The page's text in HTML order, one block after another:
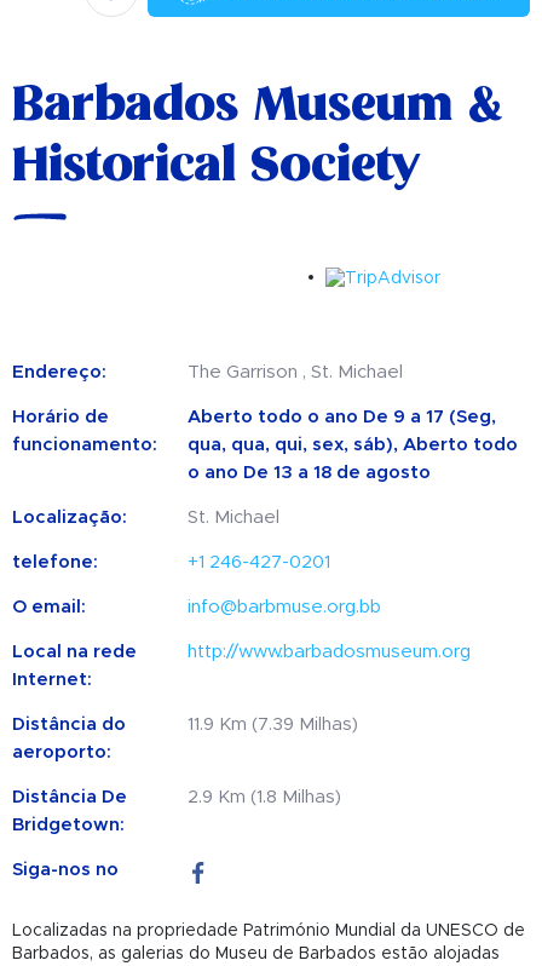
Barbados Museum &
Historical Society
Endereço: The Garrison , St. Michael
Horário de
funcionamento:
Aberto todo o ano De 9 a 17 (Seg,
qua, qua, qui, sex, sáb), Aberto todo
o ano De 13 a 18 de agosto
Localização: St. Michael
telefone: +1 246-427-0201
O email: info@barbmuse.org.bb
Local na rede
Internet:
http://www.barbadosmuseum.org
Distância do
aeroporto:
11.9 Km (7.39 Milhas)
Distância De
Bridgetown:
2.9 Km (1.8 Milhas)
Siga-nos no
Localizadas na propriedade Património Mundial da UNESCO de
Barbados, as galerias do Museu de Barbados estão alojadas